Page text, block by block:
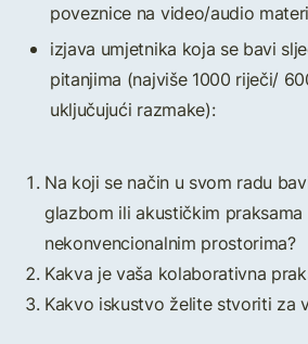
poveznice na video/audio
izjava umjetnika koja se bavi
pitanjima (najviše 1000 riječi/
uključujući razmake):
Na koji se način u svom radu
glazbom ili akustičkim praksama
nekonvencionalnim prostorima?
Kakva je vaša kolaborativna
Kakvo iskustvo želite stvoriti za